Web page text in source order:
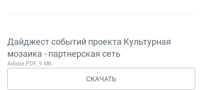
Дайджест событий проекта Культурная
мозаика - партнерская сеть
Adobe PDF, 9 Мб
СКАЧАТЬ